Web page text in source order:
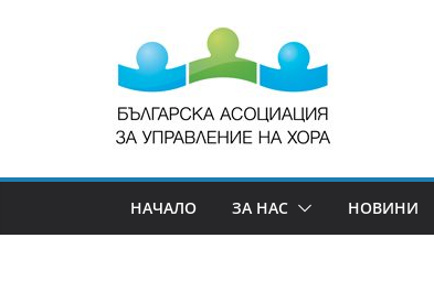
НАЧАЛО ЗА НАС НОВИНИ